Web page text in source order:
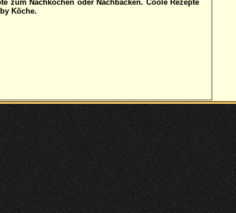
zum Nachkochen oder Nachbacken. Coole Rezepte
Köche.